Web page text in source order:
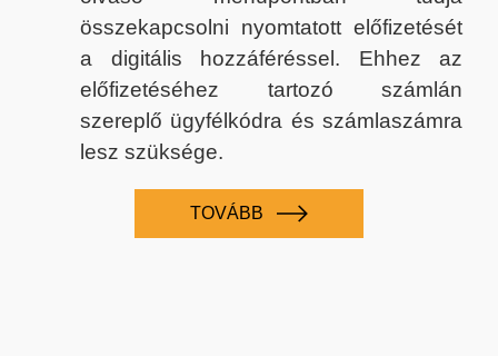
összekapcsolni nyomtatott előfizetését
a digitális hozzáféréssel. Ehhez az
előfizetéséhez tartozó számlán
szereplő ügyfélkódra és számlaszámra
lesz szüksége.
TOVÁBB